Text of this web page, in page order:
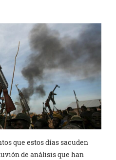
que estos días sacuden
de análisis que han